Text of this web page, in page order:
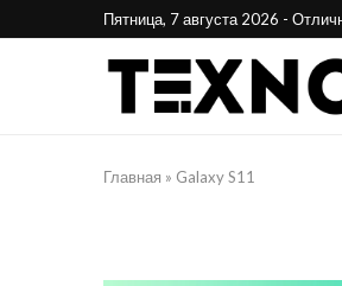
Пятница, 7 августа 2026 -
Главная » Galaxy S11